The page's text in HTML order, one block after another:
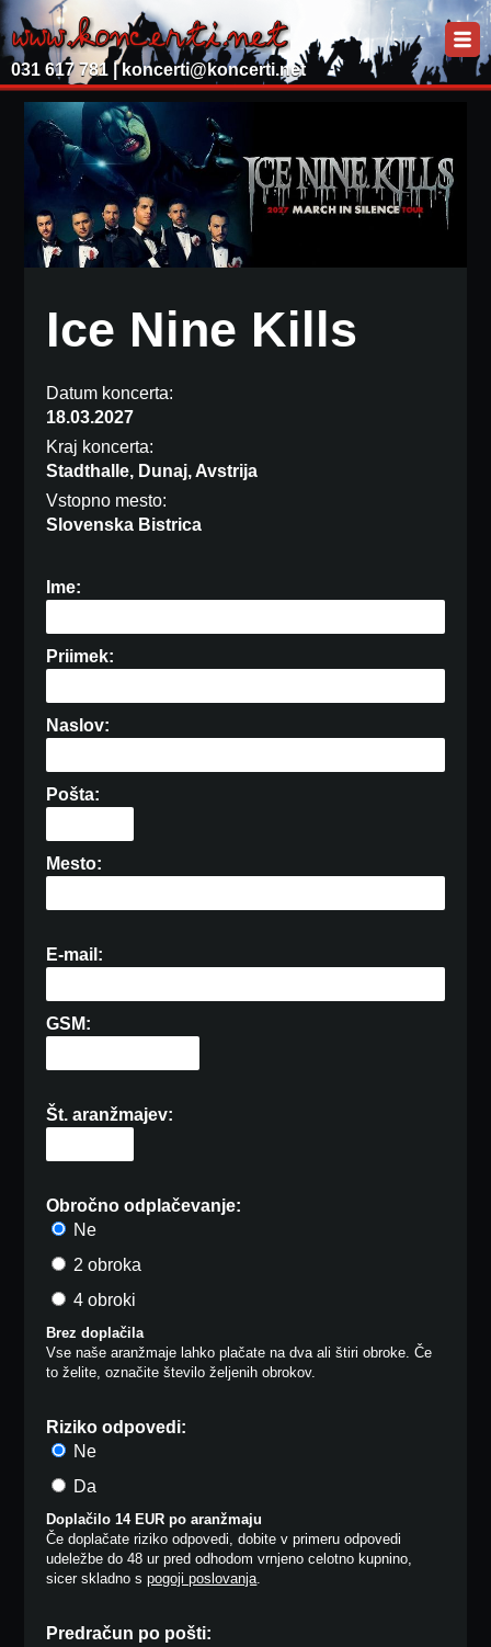
031 617 781 | koncerti@koncerti.net
Ice Nine Kills
Datum koncerta:
18.03.2027
Kraj koncerta:
Stadthalle, Dunaj, Avstrija
Vstopno mesto:
Slovenska Bistrica
Ime:
Priimek:
Naslov:
Pošta:
Mesto:
E-mail:
GSM:
Št. aranžmajev:
Obročno odplačevanje:
Ne
2 obroka
4 obroki
Brez doplačila
Vse naše aranžmaje lahko plačate na dva ali štiri obroke. Če
to želite, označite število željenih obrokov.
Riziko odpovedi:
Ne
Da
Doplačilo 14 EUR po aranžmaju
Če doplačate riziko odpovedi, dobite v primeru odpovedi
udeležbe do 48 ur pred odhodom vrnjeno celotno kupnino,
sicer skladno spogoji poslovanja.
Predračun po pošti: